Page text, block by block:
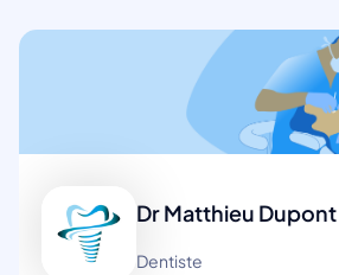
Dr Matthieu Dupont
Dentiste